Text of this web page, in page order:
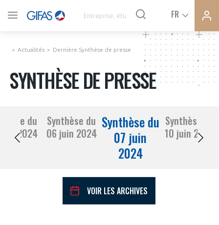
FR
SYNTHÈSE DE PRESSE
COMMUNIQUÉS DE PRESSE
Actualités Dernière Synthèse de presse
SYNTHÈSE DE PRESSE
du
05 juin 2024
Synthèse du
06 juin 2024
Synthèse du
07 juin
2024
Synthèse du
10 juin 2024
VOIR LES ARCHIVES
VOUS ÊTES ADHÉRENTS
PAS ENCORE ADHÉRENT ?
DEMANDE D’ADHÉSION
Avez-vous un statut de droit français ?